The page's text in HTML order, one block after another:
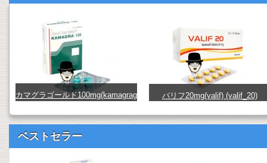
カマグラゴールド100mg(kamagrag
バリフ20mg(valif) (valif_20)
ベストセラー